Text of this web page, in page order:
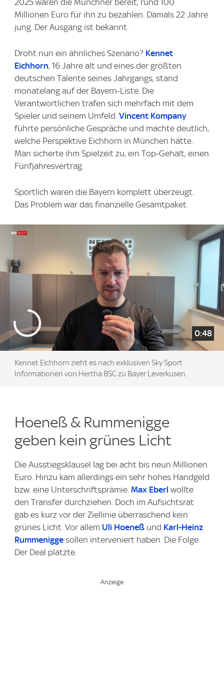
2025 waren die Münchner bereit, rund 100
Millionen Euro für ihn zu bezahlen. Damals 22 Jahre
jung. Der Ausgang ist bekannt.
Droht nun ein ähnliches Szenario? Kennet
Eichhorn, 16 Jahre alt und eines der größten
deutschen Talente seines Jahrgangs, stand
monatelang auf der Bayern-Liste. Die
Verantwortlichen trafen sich mehrfach mit dem
Spieler und seinem Umfeld. Vincent Kompany
führte persönliche Gespräche und machte deutlich,
welche Perspektive Eichhorn in München hätte.
Man sicherte ihm Spielzeit zu, ein Top-Gehalt, einen
Fünfjahresvertrag.
Sportlich waren die Bayern komplett überzeugt.
Das Problem war das finanzielle Gesamtpaket.
0:48
Kennet Eichhorn zieht es nach exklusiven Sky Sport
Informationen von Hertha BSC zu Bayer Leverkusen.
Hoeneß & Rummenigge
geben kein grünes Licht
Die Ausstiegsklausel lag bei acht bis neun Millionen
Euro. Hinzu kam allerdings ein sehr hohes Handgeld
bzw. eine Unterschriftsprämie. Max Eberl wollte
den Transfer durchziehen. Doch im Aufsichtsrat
gab es kurz vor der Ziellinie überraschend kein
grünes Licht. Vor allem Uli Hoeneß und Karl-Heinz
Rummenigge sollen interveniert haben. Die Folge:
Der Deal platzte.